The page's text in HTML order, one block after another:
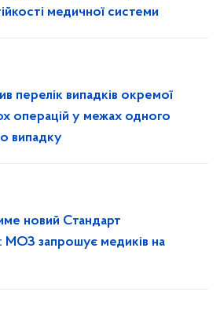
медичної системи
перелік випадків окремої
операцій у межах одного
випадку
новий Стандарт
МОЗ запрошує медиків на